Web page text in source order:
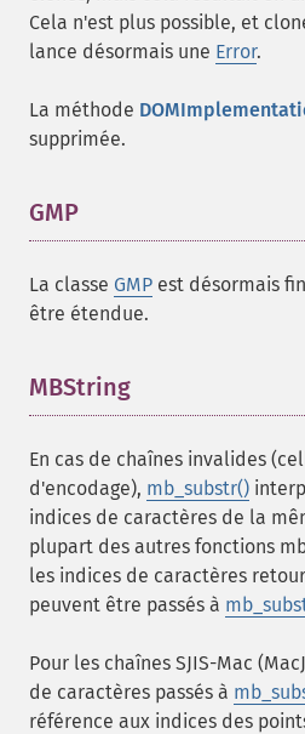
Cela n'est plus possible, et
lance désormais une Error.
La méthode
supprimée.
GMP
La classe GMP est désormais
être étendue.
MBString
En cas de chaînes invalides
d'encodage), mb_substr()
indices de caractères de la
plupart des autres fonctions
les indices de caractères
peuvent être passés à
Pour les chaînes SJIS-Mac
de caractères passés à
référence aux indices des